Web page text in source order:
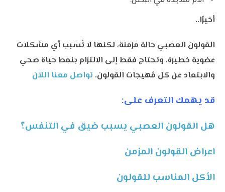
أخيرًا..
القولون العصبي حالة مزمنة، لكنها لا تُسبب أي مشكلات
عضوية خطيرة، وتحتاج فقط إلى الالتزام بنمط حياة صحي
والابتعاد عن كل مُهيجات القولون. تواصل معنا اللآن
قد يهمك التعرف على:
هل القولون العصبي يسبب ضيق في التنفس؟
اعراض القولون المزمن
الأكل المناسب للقولون